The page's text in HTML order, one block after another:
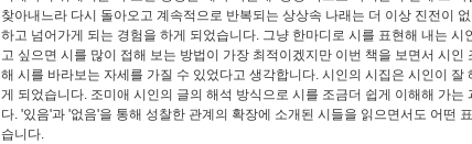
찾아내느라 다시 돌아오고 계속적으로 반복되는 상상속 나래는 더 이상 진전이
하고 넘어가게 되는 경험을 하게 되었습니다. 그냥 한마디로 시를 표현해 내는 시
고 싶으면 시를 많이 접해 보는 방법이 가장 최적이겠지만 이번 책을 보면서 시인
해 시를 바라보는 자세를 가질 수 있었다고 생각합니다. 시인의 시집은 시인이 잘
게 되었습니다. 조미애 시인의 글의 해석 방식으로 시를 조금더 쉽게 이해해 가는
다. '있음'과 '없음'을 통해 성찰한 관계의 확장에 소개된 시들을 읽으면서도 어떤
습니다.